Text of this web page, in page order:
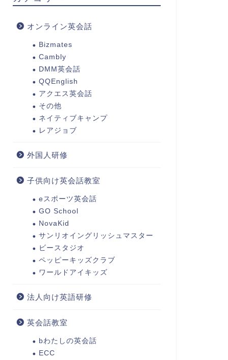
オンライン英会話
Bizmates
Cambly
DMM英会話
QQEnglish
アクエス英会話
その他
ネイティブキャンプ
レアジョブ
外国人研修
子供向け英会話教室
eスポーツ英会話
GO School
NovaKid
サンリオイングリッシュマスター
ビースタジオ
ペッピーキッズクラブ
ワールドアイキッズ
法人向け英語研修
英会話教室
bわたしの英会話
ECC